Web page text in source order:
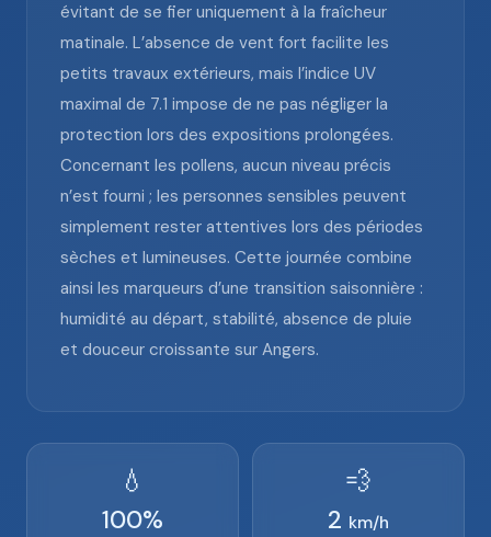
évitant de se fier uniquement à la fraîcheur
matinale. L’absence de vent fort facilite les
petits travaux extérieurs, mais l’indice UV
maximal de 7.1 impose de ne pas négliger la
protection lors des expositions prolongées.
Concernant les pollens, aucun niveau précis
n’est fourni ; les personnes sensibles peuvent
simplement rester attentives lors des périodes
sèches et lumineuses. Cette journée combine
ainsi les marqueurs d’une transition saisonnière :
humidité au départ, stabilité, absence de pluie
et douceur croissante sur Angers.
💧
100%
💨
2 km/h